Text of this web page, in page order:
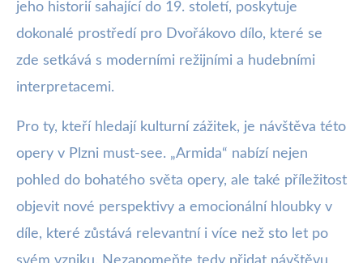
jeho historií sahající do 19. století, poskytuje
dokonalé prostředí pro Dvořákovo dílo, které se
zde setkává s moderními režijními a hudebními
interpretacemi.
Pro ty, kteří hledají kulturní zážitek, je návštěva této
opery v Plzni must-see. „Armida“ nabízí nejen
pohled do bohatého světa opery, ale také příležitost
objevit nové perspektivy a emocionální hloubky v
díle, které zůstává relevantní i více než sto let po